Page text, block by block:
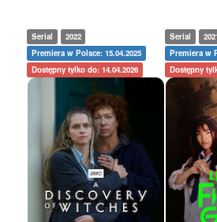
Serial
2022
Premiera w Polsce: 15.04.2025
Dostępny tylko do: 14.04.2026
Serial
Premiera w
Dostępny